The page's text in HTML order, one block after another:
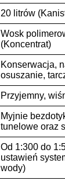
20 litrów
Wosk
(Koncentrat)
Konserwacja,
osuszanie,
Przyjemny,
Myjnie
tunelowe oraz
Od 1:300 do
ustawień
wody)